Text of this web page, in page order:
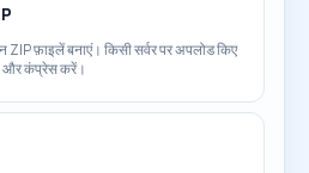
फ़ाइलें बनाएं। किसी सर्वर पर अपलोड किए
और कंप्रेस करें।